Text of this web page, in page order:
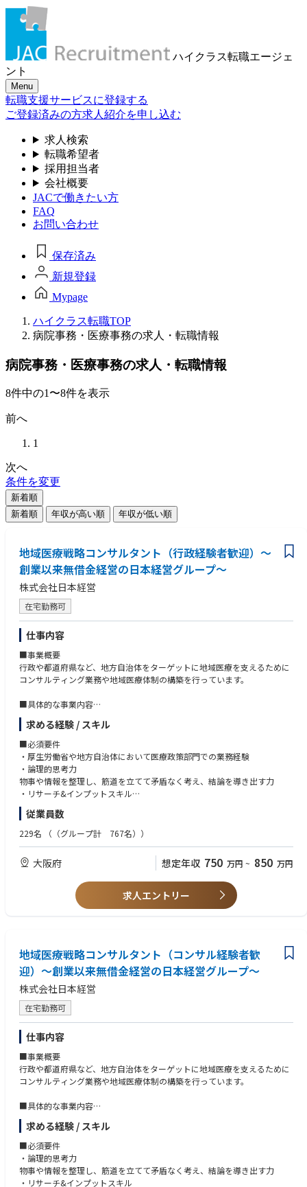
ハイクラス転職エージェ
ント
Menu
転職支援サービスに登録する
ご登録済みの方求人紹介を申し込む
求人検索
転職希望者
採用担当者
会社概要
JACで働きたい方
FAQ
お問い合わせ
保存済み
新規登録
Mypage
ハイクラス転職TOP
病院事務・医療事務の求人・転職情報
病院事務・医療事務の求人・転職情報
8件中の1〜8件を表示
前へ
1
次へ
条件を変更
新着順
新着順
年収が高い順 年収が低い順
地域医療戦略コンサルタント（行政経験者歓迎）～
創業以来無借金経営の日本経営グループ～
株式会社日本経営
在宅勤務可
仕事内容
■事業概要
行政や都道府県など、地方自治体をターゲットに地域医療を支えるために
コンサルティング業務や地域医療体制の構築を行っています。
■具体的な事業内容
・地域医療構想の推進、体制構築
・医療ビックデータの調査、分析・医療機能の再編、連携、分化
・行政、厚労省へのアドバイザリー・地域医療構想に関する各種講演
■事業部の強み
当事業部では、全国半数超の自治体で全国シェアトップクラスの実績を強
みに、行政や病院と協働。経営や財務など多角的な視点から、地域医療の
貫で支援できる総合力が強みです。
■組織構成
・データ分析チーム
・医療計画・再編計画などのストーリー設計と文書化
・住民説明や議会説明に向けた検討資料の作成支援
・社内外の専門家との連携・チームマネジメント（経験に応じて）
求める経験 / スキル
■必須要件
・厚生労働省や地方自治体において医療政策部門での業務経験
・論理的思考力
物事や情報を整理し、筋道を立てて矛盾なく考え、結論を導き出す力
・リサーチ&インプットスキル
社会情勢や市場感など自ら必要な情報を取りに行き、自身の職務に活かし
た経験
・企画構想と遂行力
行できた経験
・行政文書（説明資料・答弁書・公表資料等）の作成経験がある方
・医療経営士の資格取得
従業員数
229名 （（グループ計 767名））
大阪府 想定年収 750 万円 ~ 850 万円
求人エントリー
地域医療戦略コンサルタント（コンサル経験者歓
迎）～創業以来無借金経営の日本経営グループ～
株式会社日本経営
在宅勤務可
仕事内容
■事業概要
行政や都道府県など、地方自治体をターゲットに地域医療を支えるために
コンサルティング業務や地域医療体制の構築を行っています。
■具体的な事業内容
・地域医療構想の推進、体制構築
・医療ビックデータの調査、分析
・医療機能の再編、連携、分化
・行政、厚労省へのアドバイザリー
・地域医療構想に関する各種講演
求める経験 / スキル
■必須要件
・論理的思考力
物事や情報を整理し、筋道を立てて矛盾なく考え、結論を導き出す力
・リサーチ&インプットスキル